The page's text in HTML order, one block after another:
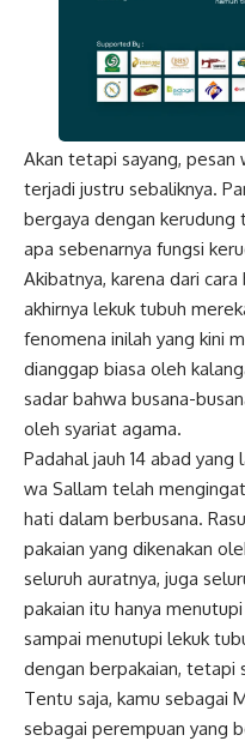
Akan tetapi sayang, pesan
terjadi justru sebaliknya.
bergaya dengan kerudung
apa sebenarnya fungsi
Akibatnya, karena dari
akhirnya lekuk tubuh
fenomena inilah yang kini
dianggap biasa oleh
sadar bahwa busana-
oleh syariat agama.
Padahal jauh 14 abad yang
wa Sallam telah
hati dalam berbusana.
pakaian yang dikenakan
seluruh auratnya, juga
pakaian itu hanya
sampai menutupi lekuk
dengan berpakaian, tetapi
Tentu saja, kamu sebagai
sebagai perempuan yang